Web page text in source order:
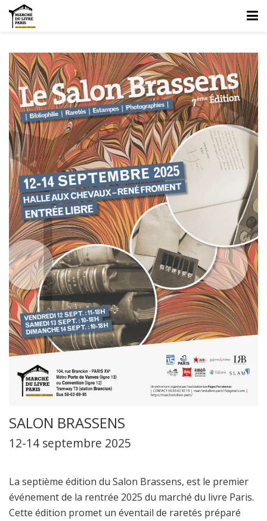
SALON BRASSENS
12-14 septembre 2025
La septième édition du Salon Brassens, est le premier
événement de la rentrée 2025 du marché du livre Paris.
Cette édition promet un éventail de raretés préparé